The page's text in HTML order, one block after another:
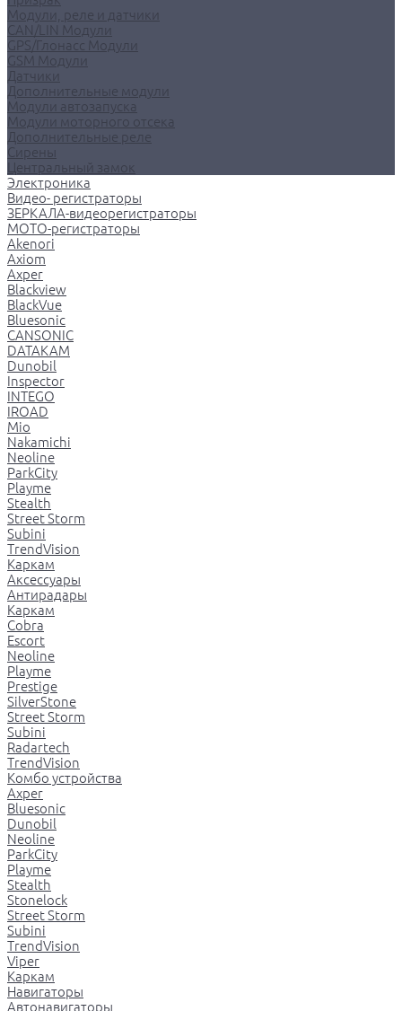
Модули, реле и датчики
CAN/LIN Модули
GPS/Глонасс Модули
GSM Модули
Датчики
Дополнительные модули
Модули автозапуска
Модули моторного отсека
Дополнительные реле
Сирены
Центральный замок
Электроника
Видео- регистраторы
ЗЕРКАЛА-видеорегистраторы
МОТО-регистраторы
Akenori
Axiom
Axper
Blackview
BlackVue
Bluesonic
CANSONIC
DATAKAM
Dunobil
Inspector
INTEGO
IROAD
Mio
Nakamichi
Neoline
ParkCity
Playme
Stealth
Street Storm
Subini
TrendVision
Каркам
Аксессуары
Антирадары
Каркам
Cobra
Escort
Neoline
Playme
Prestige
SilverStone
Street Storm
Subini
Radartech
TrendVision
Комбо устройства
Axper
Bluesonic
Dunobil
Neoline
ParkCity
Playme
Stealth
Stonelock
Street Storm
Subini
TrendVision
Viper
Каркам
Навигаторы
Автонавигаторы